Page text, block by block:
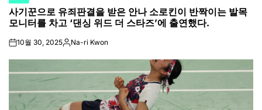
IN
사기꾼으로 유죄판결을 받은 안나 소로킨이 반짝이는 발목
모니터를 차고 ‘댄싱 위드 더 스타즈’에 출연했다.
on10월 30, 2025Posted
Na-ri Kwon